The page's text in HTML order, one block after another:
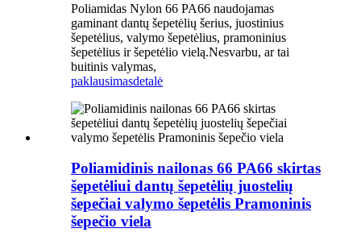
Poliamidas Nylon 66 PA66 naudojamas
gaminant dantų šepetėlių šerius, juostinius
šepetėlius, valymo šepetėlius, pramoninius
šepetėlius ir šepetėlio vielą.Nesvarbu, ar tai
buitinis valymas,
paklausimasdetalė
Poliamidinis nailonas 66 PA66 skirtas
šepetėliui dantų šepetėlių juostelių
šepečiai valymo šepetėlis Pramoninis
šepečio viela